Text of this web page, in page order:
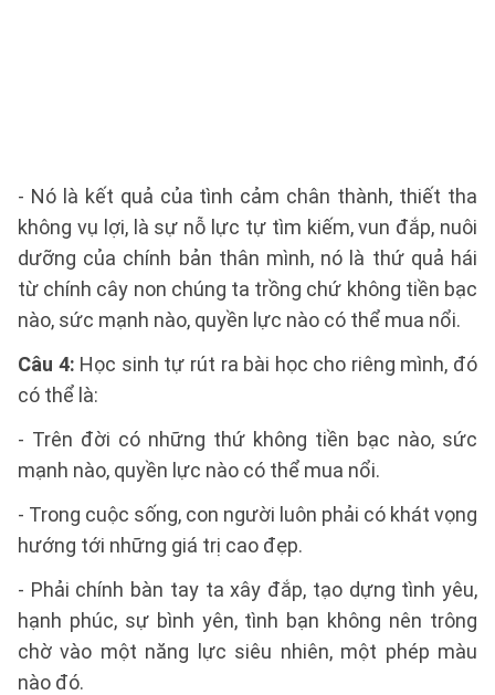
- Nó là kết quả của tình cảm chân thành, thiết tha
không vụ lợi, là sự nỗ lực tự tìm kiếm, vun đắp, nuôi
dưỡng của chính bản thân mình, nó là thứ quả hái
từ chính cây non chúng ta trồng chứ không tiền bạc
nào, sức mạnh nào, quyền lực nào có thể mua nổi.
Câu 4: Học sinh tự rút ra bài học cho riêng mình, đó
có thể là:
- Trên đời có những thứ không tiền bạc nào, sức
mạnh nào, quyền lực nào có thể mua nổi.
- Trong cuộc sống, con người luôn phải có khát vọng
hướng tới những giá trị cao đẹp.
- Phải chính bàn tay ta xây đắp, tạo dựng tình yêu,
hạnh phúc, sự bình yên, tình bạn không nên trông
chờ vào một năng lực siêu nhiên, một phép màu
nào đó.